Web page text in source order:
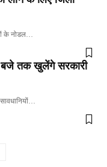
के नोडल…
बजे तक खुलेंगे सरकारी